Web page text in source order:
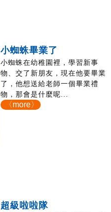
小蜘蛛畢業了
小蜘蛛在幼稚園裡，學習新事
物、交了新朋友，現在他要畢業
了，他想送給老師一個畢業禮
物，那會是什麼呢...
〈more〉
超級啦啦隊